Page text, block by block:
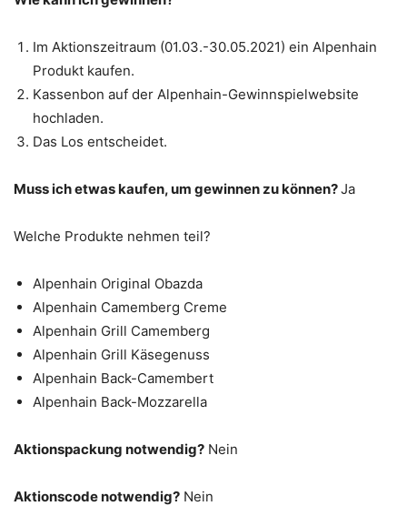
Im Aktionszeitraum (01.03.-30.05.2021) ein Alpenhain
Produkt kaufen.
Kassenbon auf der Alpenhain-Gewinnspielwebsite
hochladen.
Das Los entscheidet.
Muss ich etwas kaufen, um gewinnen zu können?Ja
Welche Produkte nehmen teil?
Alpenhain Original Obazda
Alpenhain Camemberg Creme
Alpenhain Grill Camemberg
Alpenhain Grill Käsegenuss
Alpenhain Back-Camembert
Alpenhain Back-Mozzarella
Aktionspackung notwendig? Nein
Aktionscode notwendig? Nein